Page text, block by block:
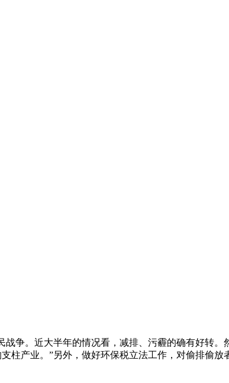
争。近大半年的情况看，减排、污霾的确有好转
柱产业。”另外，做好环保税立法工作，对偷排偷